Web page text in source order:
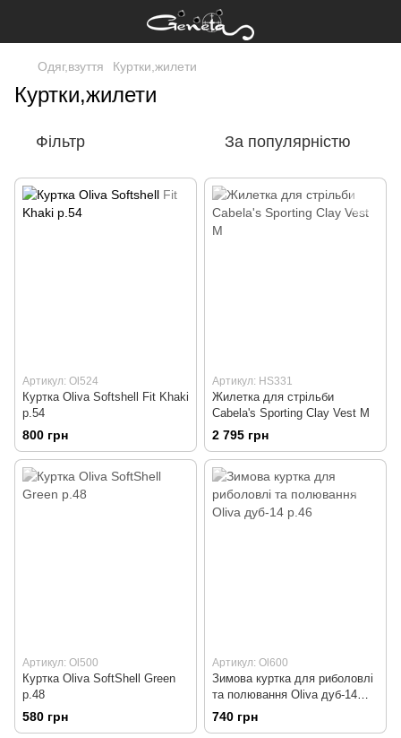
Одяг,взуття Куртки,жилети
Куртки,жилети
Фільтр За популярністю
Артикул: Ol524
Куртка Oliva Softshell Fit Khaki
р.54
800 грн
Артикул: HS331
Жилетка для стрільби
Cabela's Sporting Clay Vest M
2 795 грн
Артикул: Ol500
Куртка Oliva SoftShell Green
р.48
580 грн
Артикул: Ol600
Зимова куртка для риболовлі
та полювання Oliva дуб-14
р.46
740 грн